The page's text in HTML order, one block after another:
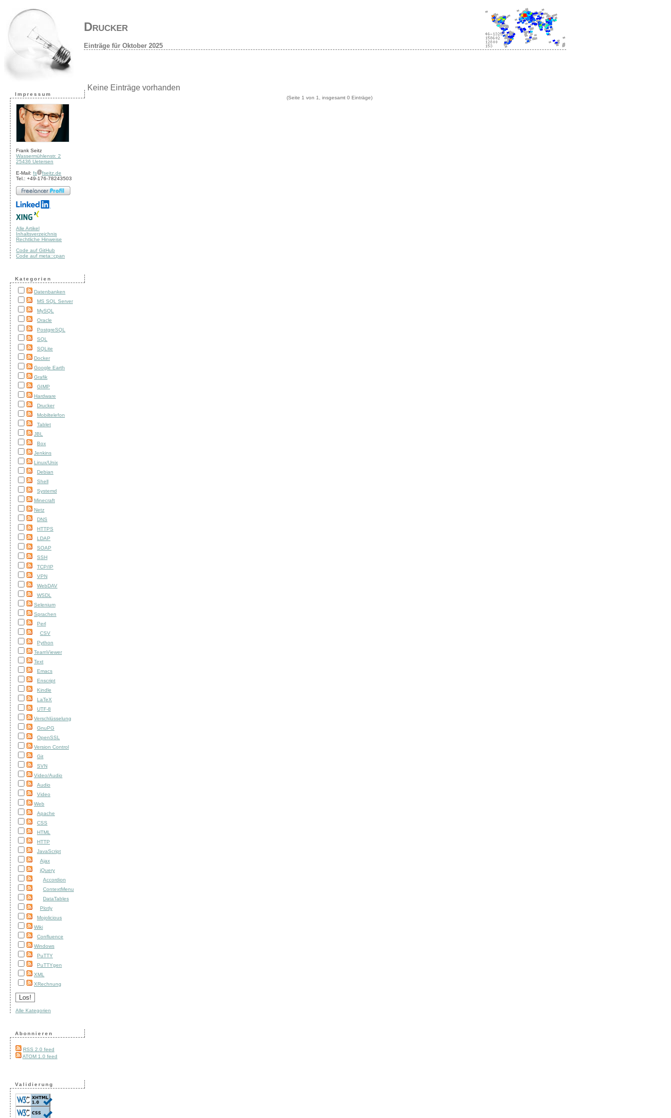
Drucker
Einträge für Oktober 2025
Impressum
Frank Seitz
Wassermühlenstr. 2
25436 Uetersen
E-Mail: fs
fseitz.de
Tel.: +49-176-78243503
Alle Artikel
Inhaltsverzeichnis
Rechtliche Hinweise
Code auf GitHub
Code auf meta::cpan
Kategorien
Datenbanken
MS SQL Server
MySQL
Oracle
PostgreSQL
SQL
SQLite
Docker
Google Earth
Grafik
GIMP
Hardware
Drucker
Mobiltelefon
Tablet
JBL
Box
Jenkins
Linux/Unix
Debian
Shell
Systemd
Minecraft
Netz
DNS
HTTPS
LDAP
SOAP
SSH
TCP/IP
VPN
WebDAV
WSDL
Selenium
Sprachen
Perl
CSV
Python
TeamViewer
Text
Emacs
Enscript
Kindle
LaTeX
UTF-8
Verschlüsselung
GnuPG
OpenSSL
Version Control
Git
SVN
Video/Audio
Audio
Video
Web
Apache
CSS
HTML
HTTP
JavaScript
Ajax
jQuery
Accordion
ContextMenu
DataTables
Plotly
Mojolicious
Wiki
Confluence
Windows
PuTTY
PuTTYgen
XML
XRechnung
Alle Kategorien
Abonnieren
RSS 2.0 feed
ATOM 1.0 feed
Validierung
Keine Einträge vorhanden
(Seite 1 von 1, insgesamt 0 Einträge)